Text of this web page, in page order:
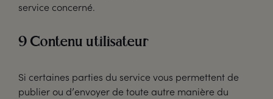
service concerné.
9 Contenu utilisateur
Si certaines parties du service vous permettent de
publier ou d’envoyer de toute autre manière du